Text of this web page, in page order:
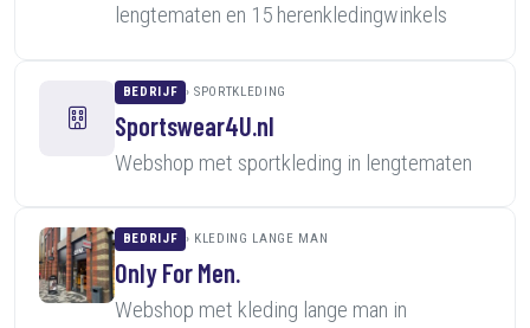
lengtematen en 15 herenkledingwinkels
BEDRIJF SPORTKLEDING
Sportswear4U.nl
Webshop met sportkleding in lengtematen
BEDRIJF KLEDING LANGE MAN
Only For Men.
Webshop met kleding lange man in